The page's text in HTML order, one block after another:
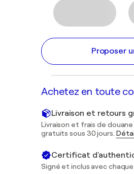
Proposer
Achetez en toute
Livraison et retours
Livraison et frais de douane
gratuits sous 30 jours.
Certificat
Signé et inclus avec